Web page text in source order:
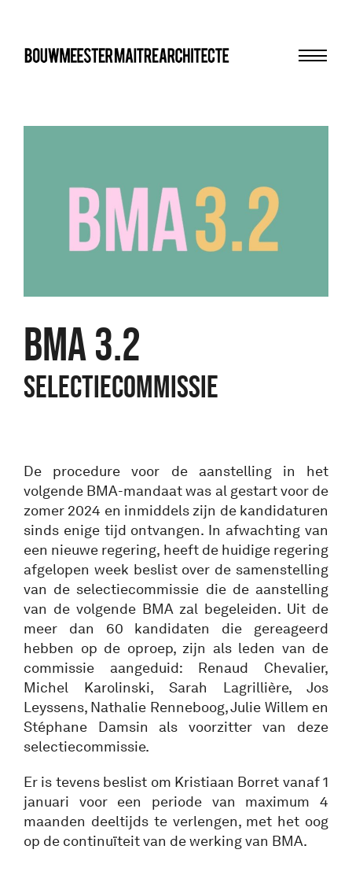
bma
BMA 3.2
SELECTIECOMMISSIE
De procedure voor de aanstelling in het
volgende BMA-mandaat was al gestart voor de
zomer 2024 en inmiddels zijn de kandidaturen
sinds enige tijd ontvangen. In afwachting van
een nieuwe regering, heeft de huidige regering
afgelopen week beslist over de samenstelling
van de selectiecommissie die de aanstelling
van de volgende BMA zal begeleiden. Uit de
meer dan 60 kandidaten die gereageerd
hebben op de oproep, zijn als leden van de
commissie aangeduid: Renaud Chevalier,
Michel Karolinski, Sarah Lagrillière, Jos
Leyssens, Nathalie Renneboog, Julie Willem en
Stéphane Damsin als voorzitter van deze
selectiecommissie.
Er is tevens beslist om Kristiaan Borret vanaf 1
januari voor een periode van maximum 4
maanden deeltijds te verlengen, met het oog
op de continuïteit van de werking van BMA.